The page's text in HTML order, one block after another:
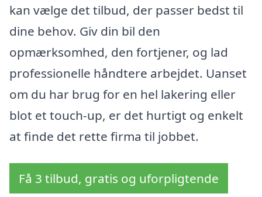
kan vælge det tilbud, der passer bedst til
dine behov. Giv din bil den
opmærksomhed, den fortjener, og lad
professionelle håndtere arbejdet. Uanset
om du har brug for en hel lakering eller
blot et touch-up, er det hurtigt og enkelt
at finde det rette firma til jobbet.
Få 3 tilbud, gratis og uforpligtende